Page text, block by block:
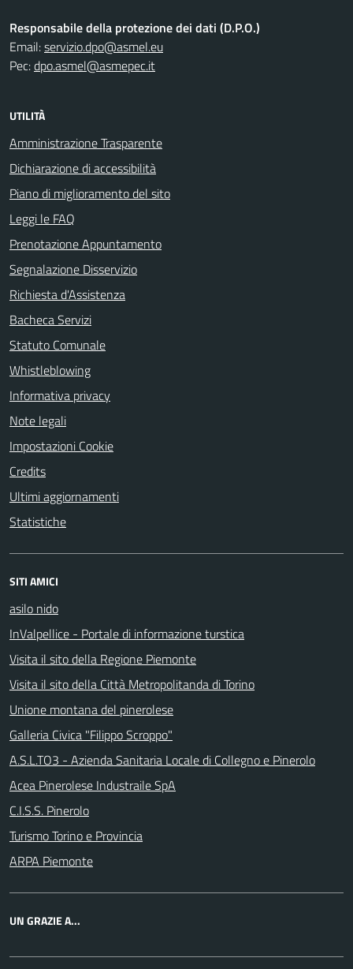
Responsabile della protezione dei dati (D.P.O.)
Email:servizio.dpo@asmel.eu
Pec:dpo.asmel@asmepec.it
UTILITÀ
Amministrazione Trasparente
Dichiarazione di accessibilità
Piano di miglioramento del sito
Leggi le FAQ
Prenotazione Appuntamento
Segnalazione Disservizio
Richiesta d'Assistenza
Bacheca Servizi
Statuto Comunale
Whistleblowing
Informativa privacy
Note legali
Impostazioni Cookie
Credits
Ultimi aggiornamenti
Statistiche
SITI AMICI
asilo nido
InValpellice - Portale di informazione turstica
Visita il sito della Regione Piemonte
Visita il sito della Città Metropolitanda di Torino
Unione montana del pinerolese
Galleria Civica "Filippo Scroppo"
A.S.L.TO3 - Azienda Sanitaria Locale di Collegno e Pinerolo
Acea Pinerolese Industraile SpA
C.I.S.S. Pinerolo
Turismo Torino e Provincia
ARPA Piemonte
UN GRAZIE A...